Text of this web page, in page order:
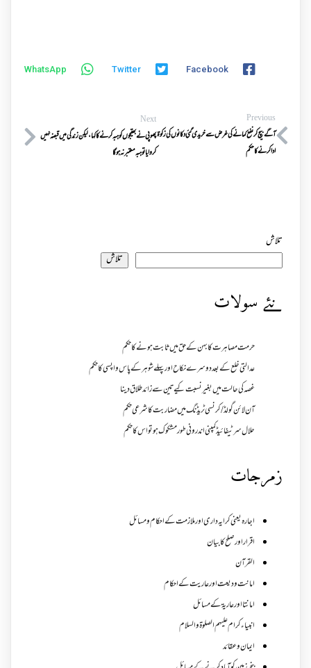
Facebook
Twitter
WhatsApp
Previous
آگے بیچ کر نفع کمانے کی غرض سے خریدی گئی دکانوں کی زکوۃ
ادا کرنے کا حکم
Next
پھوپی نےبھتیجوں کوہبہ کرنےکاکہا،لیکن زندگی میں قبضہ نہیں
کروایاتوہبہ معتبرنہ ہوگا
تلاش
تلاش
نئے سولات
حرمت مصاہرت کا بہن کے حق میں ثابت ہونے کا حکم
عدالتی خلع کے بعد دوسرے نکاح اور پہلے شوہر کے پاس واپسی کا حکم
غصہ کی حالت میں بغیر نسبت کیے تین سے زائد طلاق دینا
آن لائن گولڈ /کرنسی ٹریڈنگ میں مضاربت کا شرعی حکم
حلال سرٹیفائیڈ کمپنی اندرونی طور مشکوک ہو تو اس کا حکم
زمرجات
اجارہ یعنی کرایہ داری اور ملازمت کے احکام و مسائل
اقرار اور صلح کا بیان
القرآن
امانت ودیعت اورعاریت کے احکام
امانتا اور عاریة کے مسائل
انبیاء کرام علیہم الصلوۃ والسلام
ایمان وعقائد